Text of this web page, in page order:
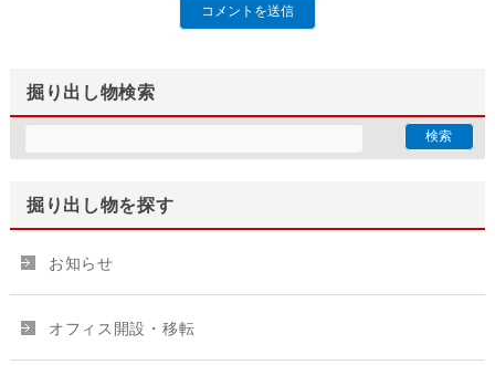
掘り出し物検索
掘り出し物を探す
お知らせ
オフィス開設・移転